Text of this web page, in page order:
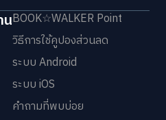
นBOOK☆WALKER Point
วิธีการใช้คูปองส่วนลด
ระบบ Android
ระบบ iOS
คำถามที่พบบ่อย